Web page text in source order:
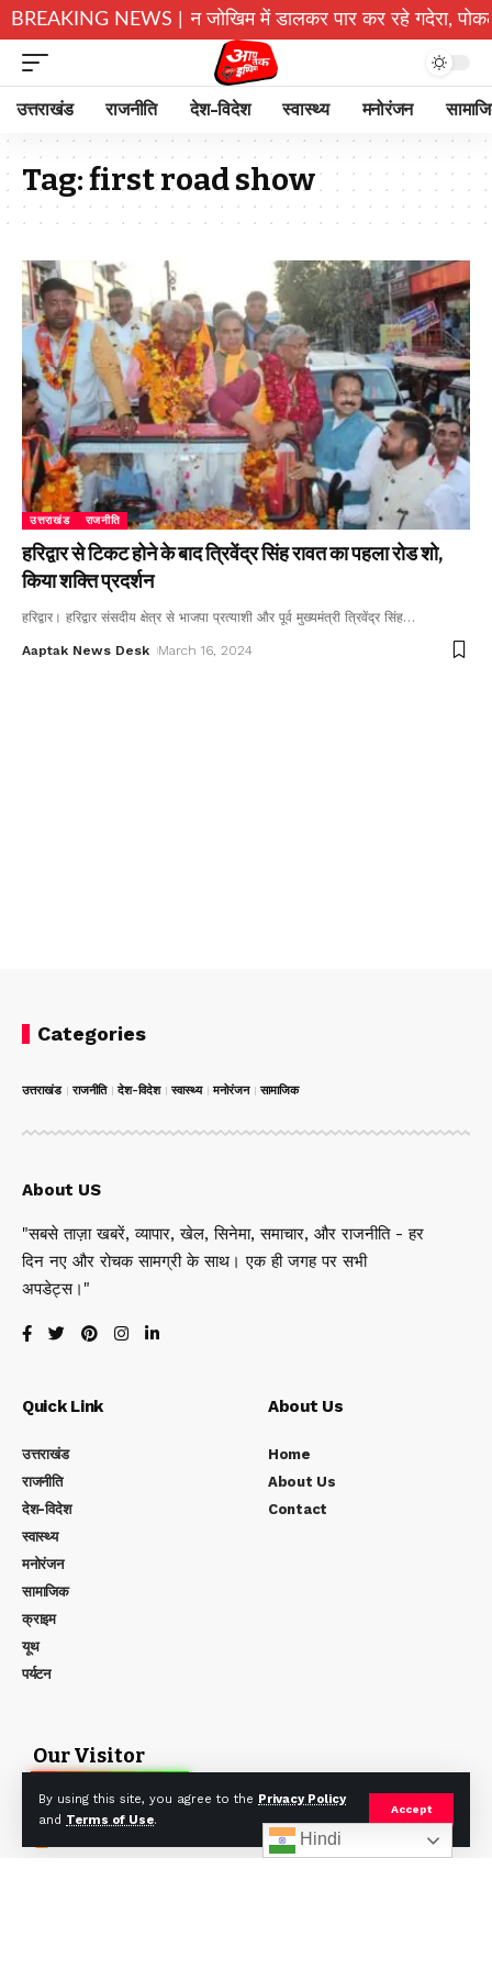
BREAKING NEWS |
चमोली में बच्चे जान जोखिम में डालकर पार कर रहे गदेरा,
By using this site, you agree to the Privacy Policy
and Terms of Use.
Accept
उत्तराखंड राजनीति देश-विदेश स्वास्थ्य मनोरंजन
Tag:first road show
उत्तराखंड राजनीति
हरिद्वार से टिकट होने के बाद त्रिवेंद्र सिंह रावत का पहला रोड शो,
किया शक्ति प्रदर्शन
हरिद्वार। हरिद्वार संसदीय क्षेत्र से भाजपा प्रत्याशी और पूर्व मुख्यमंत्री त्रिवेंद्र सिंह…
Aaptak News Desk March 16, 2024
Categories
उत्तराखंड राजनीति देश-विदेश स्वास्थ्य मनोरंजन सामाजिक
About US
"सबसे ताज़ा खबरें, व्यापार, खेल, सिनेमा, समाचार, और राजनीति - हर
दिन नए और रोचक सामग्री के साथ। एक ही जगह पर सभी
अपडेट्स।"
Quick Link
उत्तराखंड
राजनीति
देश-विदेश
स्वास्थ्य
मनोरंजन
सामाजिक
क्राइम
यूथ
पर्यटन
About Us
Home
About Us
Contact
Our Visitor
Users Today : 31
Hindi